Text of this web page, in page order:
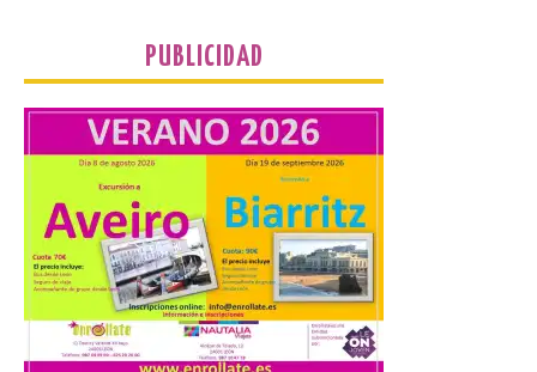
9 Ago 2026
El profesorado de la
Facultad de Ciencias de la
Actividad Física y del
Deporte de la ULE diseña
una propuesta que
combina acción rápida, toma de
decisiones y colaboración estratégica sin
que ningún participante quede excluido
del juego. GEO-Arena nace […]
PUBLICIDAD